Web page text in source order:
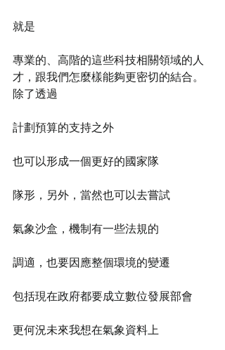
就是
專業的、高階的這些科技相關領域的人
才，跟我們怎麼樣能夠更密切的結合。
除了透過
計劃預算的支持之外
也可以形成一個更好的國家隊
隊形，另外，當然也可以去嘗試
氣象沙盒，機制有一些法規的
調適，也要因應整個環境的變遷
包括現在政府都要成立數位發展部會
更何況未來我想在氣象資料上